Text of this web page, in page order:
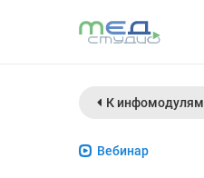
К инфомодулям
Вебинар